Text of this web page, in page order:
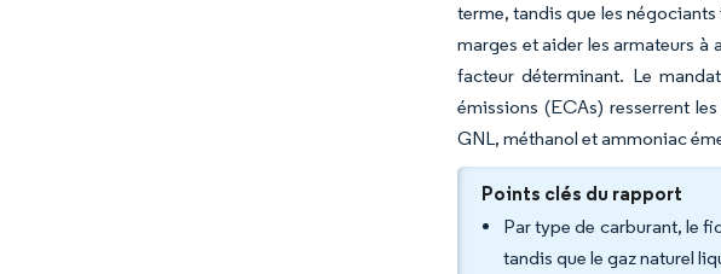
terme, tandis que les
marges et aider les armateurs
facteur déterminant. Le
émissions (ECAs) resserrent
GNL, méthanol et ammoniac
Points clés du rapport
Par type de carburant, le
tandis que le gaz naturel